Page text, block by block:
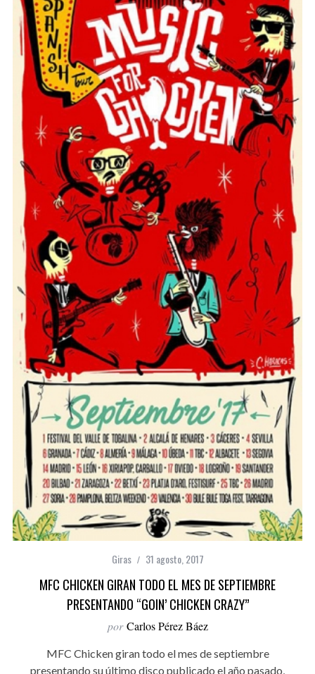
Giras 31 agosto, 2017
MFC CHICKEN GIRAN TODO EL MES DE SEPTIEMBRE
PRESENTANDO “GOIN’ CHICKEN CRAZY”
por Carlos Pérez Báez
MFC Chicken giran todo el mes de septiembre
presentando su último disco publicado el año pasado,